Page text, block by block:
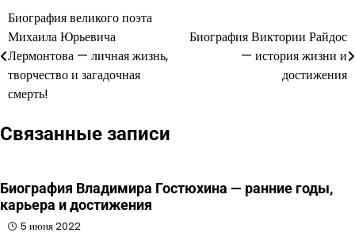
Навигация
по
записям
Биография великого поэта
Михаила Юрьевича
Лермонтова — личная жизнь,
творчество и загадочная
смерть!
Биография Виктории Райдос
— история жизни и
достижения
Связанные записи
Биография Владимира Гостюхина — ранние годы,
карьера и достижения
5 июня 2022